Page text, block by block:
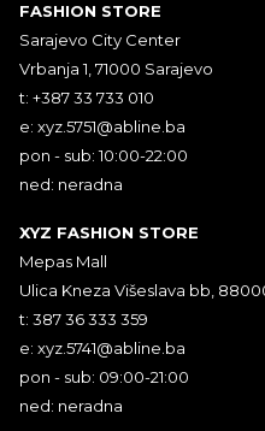
FASHION STORE
Sarajevo City Center
Vrbanja 1, 71000 Sarajevo
t: +387 33 733 010
e: xyz.5751@abline.ba
pon - sub: 10:00-22:00
ned: neradna
XYZ FASHION STORE
Mepas Mall
Ulica Kneza Višeslava bb,
t: 387 36 333 359
e: xyz.5741@abline.ba
pon - sub: 09:00-21:00
ned: neradna